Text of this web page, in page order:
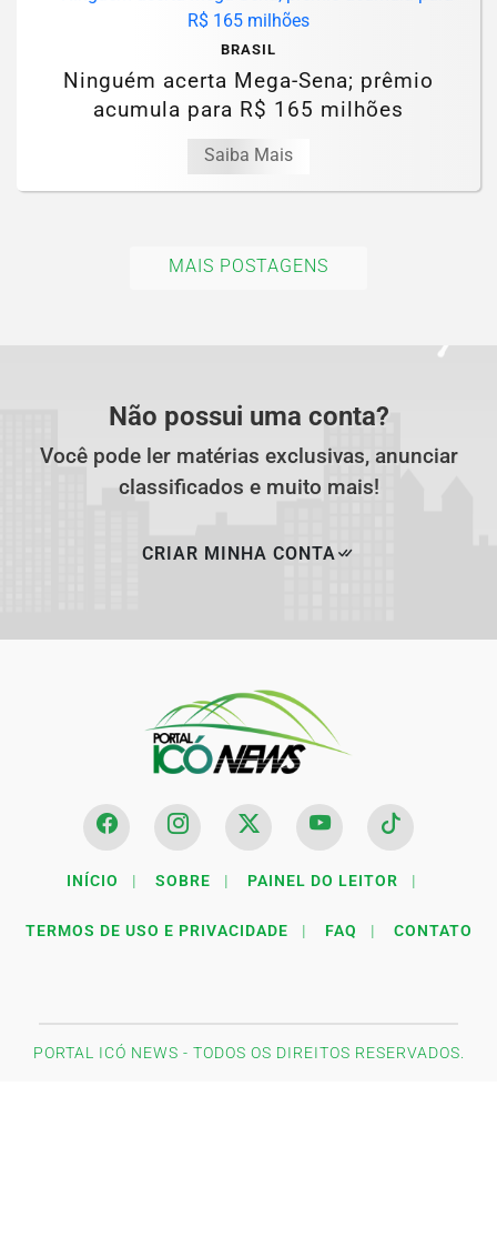
BRASIL
Ninguém acerta Mega-Sena; prêmio
acumula para R$ 165 milhões
Saiba Mais
MAIS POSTAGENS
Não possui uma conta?
Você pode ler matérias exclusivas, anunciar
classificados e muito mais!
CRIAR MINHA CONTA
INÍCIO | SOBRE | PAINEL DO LEITOR |
TERMOS DE USO E PRIVACIDADE | FAQ | CONTATO
PORTAL ICÓ NEWS - TODOS OS DIREITOS RESERVADOS.